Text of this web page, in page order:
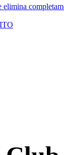
elimina